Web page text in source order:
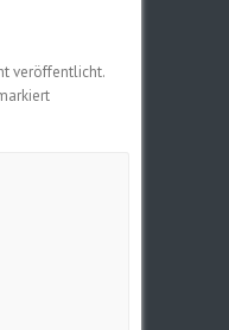
veröffentlicht.